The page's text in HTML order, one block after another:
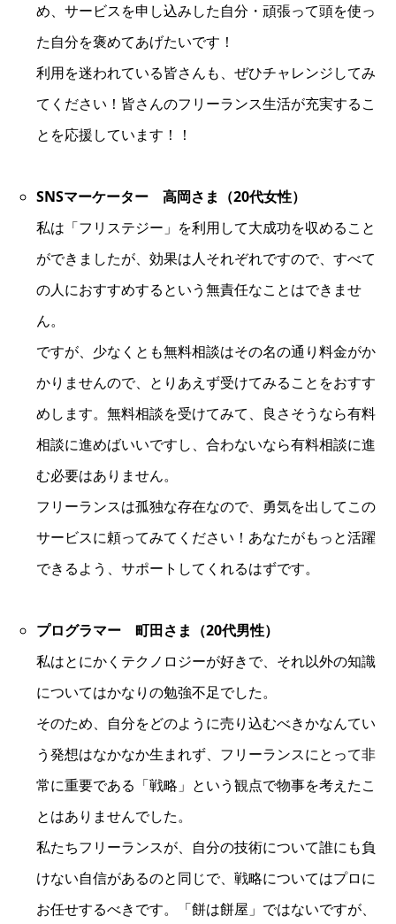
め、サービスを申し込みした自分・頑張って頭を使っ
た自分を褒めてあげたいです！
利用を迷われている皆さんも、ぜひチャレンジしてみ
てください！皆さんのフリーランス生活が充実するこ
とを応援しています！！
SNSマーケーター 高岡さま（20代女性）
私は「フリステジー」を利用して大成功を収めること
ができましたが、効果は人それぞれですので、すべて
の人におすすめするという無責任なことはできませ
ん。
ですが、少なくとも無料相談はその名の通り料金がか
かりませんので、とりあえず受けてみることをおすす
めします。無料相談を受けてみて、良さそうなら有料
相談に進めばいいですし、合わないなら有料相談に進
む必要はありません。
フリーランスは孤独な存在なので、勇気を出してこの
サービスに頼ってみてください！あなたがもっと活躍
できるよう、サポートしてくれるはずです。
プログラマー 町田さま（20代男性）
私はとにかくテクノロジーが好きで、それ以外の知識
についてはかなりの勉強不足でした。
そのため、自分をどのように売り込むべきかなんてい
う発想はなかなか生まれず、フリーランスにとって非
常に重要である「戦略」という観点で物事を考えたこ
とはありませんでした。
私たちフリーランスが、自分の技術について誰にも負
けない自信があるのと同じで、戦略についてはプロに
お任せするべきです。「餅は餅屋」ではないですが、